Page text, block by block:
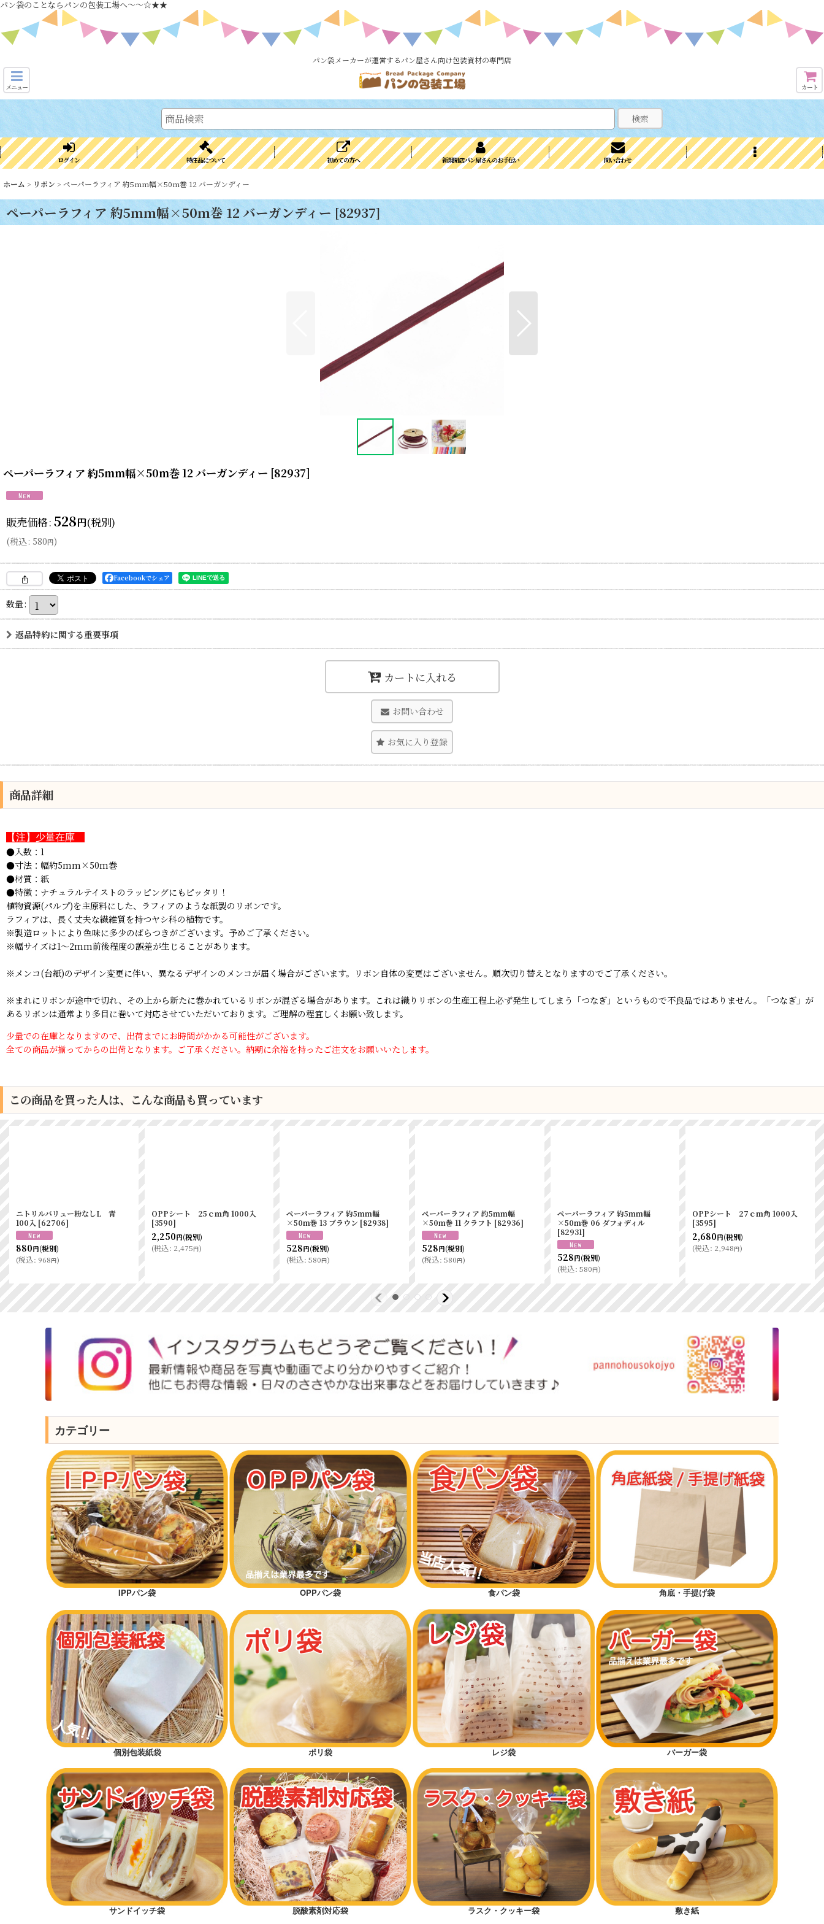
パン袋のことならパンの包装工場へ～～☆★★
パン袋メーカーが運営するパン屋さん向け包装資材の専門店
メニュー カート
検索
ログイン 特注品について 初めての方へ 新規開店パン屋さんのお手伝い 問い合わせ
ホーム > リボン > ペーパーラフィア 約5mm幅×50m巻 12 バーガンディー
ペーパーラフィア 約5mm幅×50m巻 12 バーガンディー [82937]
ペーパーラフィア 約5mm幅×50m巻 12 バーガンディー [82937]
販売価格: 528円(税別)
(税込: 580円)
Facebookでシェア
数量:
返品特約に関する重要事項
カートに入れる
お問い合わせ
お気に入り登録
商品詳細
【注】少量在庫
●入数：1
●寸法：幅約5mm×50m巻
●材質：紙
●特徴：ナチュラルテイストのラッピングにもピッタリ！
植物資源(パルプ)を主原料にした、ラフィアのような紙製のリボンです。
ラフィアは、長く丈夫な繊維質を持つヤシ科の植物です。
※製造ロットにより色味に多少のばらつきがございます。予めご了承ください。
※幅サイズは1〜2mm前後程度の誤差が生じることがあります。
※メンコ(台紙)のデザイン変更に伴い、異なるデザインのメンコが届く場合がございます。リボン自体の変更はございません。順次切り替えとなりますのでご了承ください。
※まれにリボンが途中で切れ、その上から新たに巻かれているリボンが混ざる場合があります。これは織りリボンの生産工程上必ず発生してしまう「つなぎ」というもので不良品ではありません。「つなぎ」が
あるリボンは通常より多目に巻いて対応させていただいております。ご理解の程宜しくお願い致します。
少量での在庫となりますので、出荷までにお時間がかかる可能性がございます。
全ての商品が揃ってからの出荷となります。ご了承ください。納期に余裕を持ったご注文をお願いいたします。
この商品を買った人は、こんな商品も買っています
ニトリルバリュー粉なしL 青
100入 [62706]
880円(税別)
(税込: 968円)
OPPシート 25ｃｍ角 1000入
[3590]
2,250円(税別)
(税込: 2,475円)
ペーパーラフィア 約5mm幅
×50m巻 13 ブラウン [82938]
528円(税別)
(税込: 580円)
ペーパーラフィア 約5mm幅
×50m巻 11 クラフト [82936]
528円(税別)
(税込: 580円)
ペーパーラフィア 約5mm幅
×50m巻 06 ダフォディル
[82931]
528円(税別)
(税込: 580円)
OPPシート 27ｃｍ角 1000入
[3595]
2,680円(税別)
(税込: 2,948円)
カテゴリー
IPPパン袋 OPPパン袋 食パン袋 角底・手提げ袋
個別包装紙袋 ポリ袋 レジ袋 バーガー袋
サンドイッチ袋 脱酸素剤対応袋 ラスク・クッキー袋 敷き紙